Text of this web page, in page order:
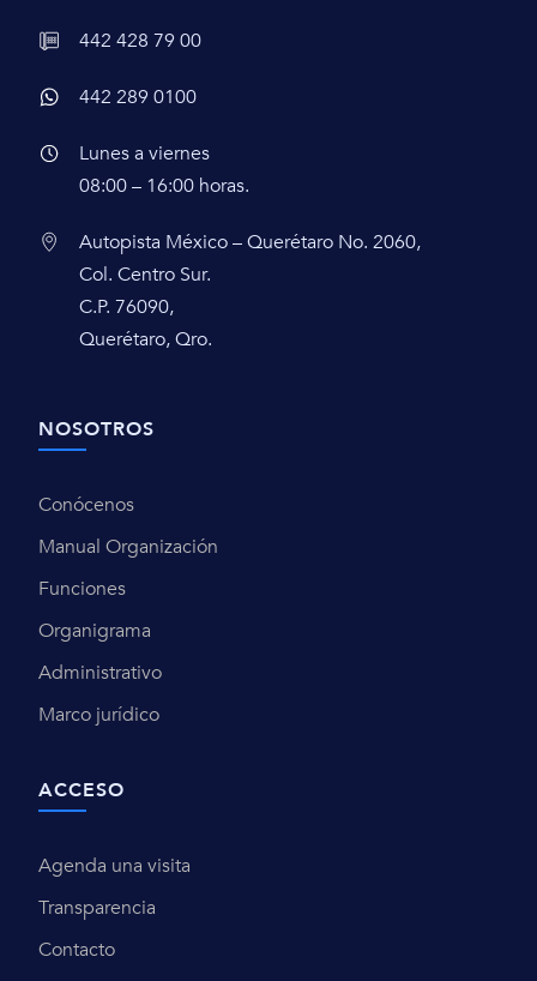
442 428 79 00
442 289 0100
Lunes a viernes
08:00 – 16:00 horas.
Autopista México – Querétaro No. 2060,
Col. Centro Sur.
C.P. 76090,
Querétaro, Qro.
NOSOTROS
Conócenos
Manual Organización
Funciones
Organigrama
Administrativo
Marco jurídico
ACCESO
Agenda una visita
Transparencia
Contacto